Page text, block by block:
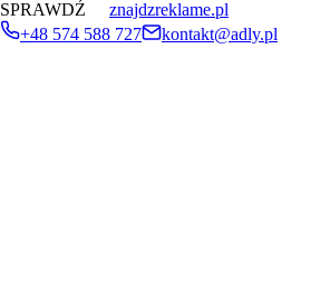
SPRAWDŹ
znajdzreklame.pl
+48 574 588 727
kontakt@adly.pl